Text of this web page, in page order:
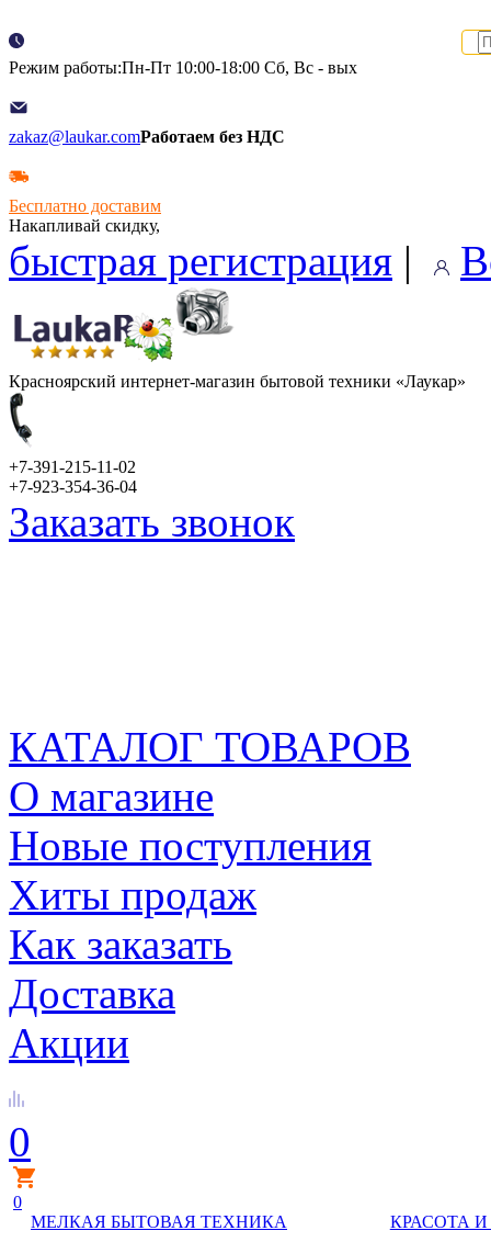
Режим работы:Пн-Пт 10:00-18:00 Сб, Вс - вых
zakaz@laukar.comРаботаем без НДС
Бесплатно доставим
Накапливай скидку,
быстрая регистрация |
Красноярский интернет-магазин бытовой техники «Лаукар»
+7-391-215-11-02
+7-923-354-36-04
Заказать звонок
КАТАЛОГ ТОВАРОВ
О магазине
Новые поступления
Хиты продаж
Как заказать
Доставка
Акции
0
0
МЕЛКАЯ БЫТОВАЯ ТЕХНИКА
КРАСОТА И